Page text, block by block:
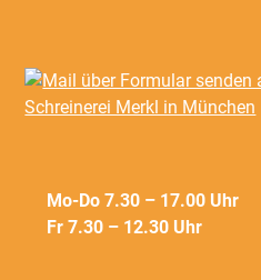
Mo-Do 7.30 – 17.00 Uhr
Fr 7.30 – 12.30 Uhr